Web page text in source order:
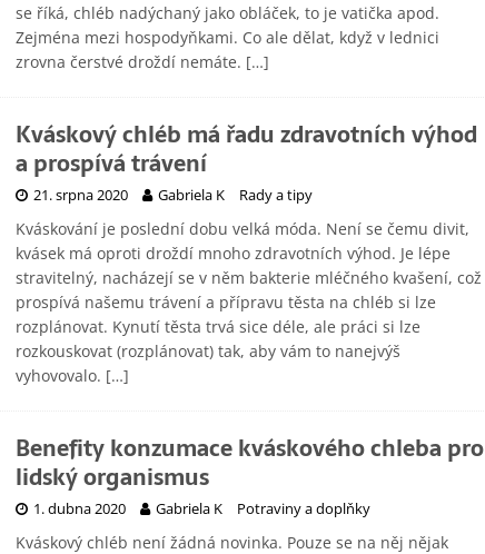
se říká, chléb nadýchaný jako obláček, to je vatička apod.
Zejména mezi hospodyňkami. Co ale dělat, když v lednici
zrovna čerstvé droždí nemáte. […]
Kváskový chléb má řadu zdravotních výhod
a prospívá trávení
21. srpna 2020 Gabriela K Rady a tipy
Kváskování je poslední dobu velká móda. Není se čemu divit,
kvásek má oproti droždí mnoho zdravotních výhod. Je lépe
stravitelný, nacházejí se v něm bakterie mléčného kvašení, což
prospívá našemu trávení a přípravu těsta na chléb si lze
rozplánovat. Kynutí těsta trvá sice déle, ale práci si lze
rozkouskovat (rozplánovat) tak, aby vám to nanejvýš
vyhovovalo. […]
Benefity konzumace kváskového chleba pro
lidský organismus
1. dubna 2020 Gabriela K Potraviny a doplňky
Kváskový chléb není žádná novinka. Pouze se na něj nějak